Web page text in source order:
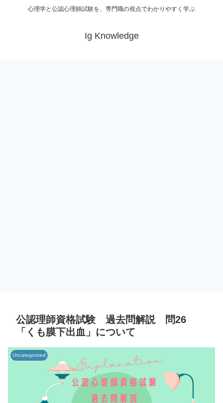
心理学と公認心理師試験を、専門職の視点でわかりやすく学ぶ
Ig Knowledge
公認理師資格試験 過去問解説 問26
「くも膜下出血」について
Uncategorized